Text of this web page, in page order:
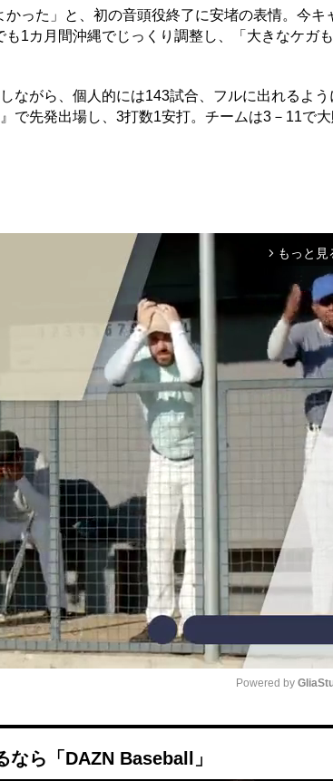
った」と、初の音頭役終了に安堵の表情。今キ
1カ月間沖縄でじっくり調整し、「大きなケガ
がら、個人的には143試合、フルに出れるよう
で先発出場し、3打数1安打。チームは3－11で
arrow_forward_ios もっと見
Powered by
なら「DAZN Baseball」